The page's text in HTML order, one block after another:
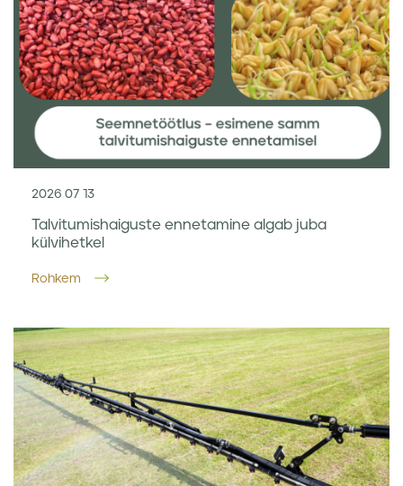
2026 07 13
Talvitumishaiguste ennetamine algab juba
külvihetkel
Rohkem